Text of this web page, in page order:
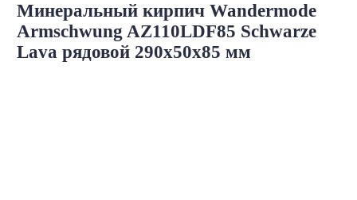
Минеральный кирпич Wandermode
Armschwung AZ110LDF85 Schwarze
Lava рядовой 290x50x85 мм